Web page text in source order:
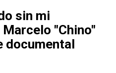
sin mi
"Chino"
documental